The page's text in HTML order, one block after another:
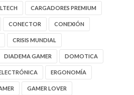
CARGADORES PREMIUM
CONECTOR CONEXIÓN
CRISIS MUNDIAL
DIADEMA GAMER DOMOTICA
ERGONOMÍA
GAMER LOVER